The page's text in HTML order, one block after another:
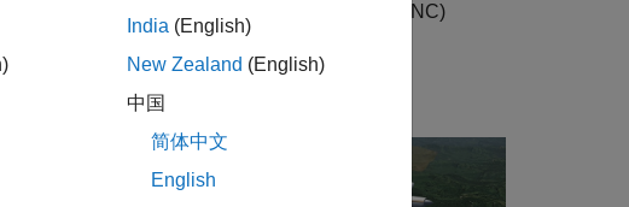
, 개념 연구, 상세 임무 설계, 유도·항법·제어(GNC)
테스트를 지원할 수 있습니다.
우고, 결과를 검토하며,
India (English)
New Zealand (English)
中国
简体中文
English